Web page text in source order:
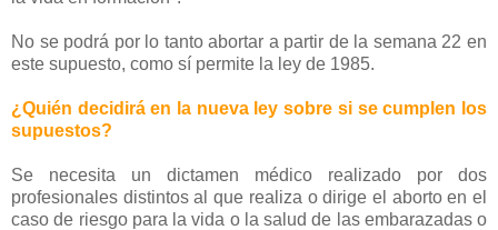
No se podrá por lo tanto abortar a partir de la semana 22 en
este supuesto, como sí permite la ley de 1985.
¿Quién decidirá en la nueva ley sobre si se cumplen los
supuestos?
Se necesita un dictamen médico realizado por dos
profesionales distintos al que realiza o dirige el aborto en el
caso de riesgo para la vida o la salud de las embarazadas o